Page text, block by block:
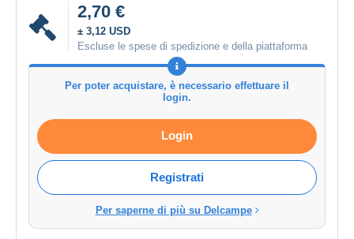
2,70 €
± 3,12 USD
Escluse le spese di spedizione e della piattaforma
Per poter acquistare, è necessario effettuare il
login.
Login
Registrati
Per saperne di più su Delcampe